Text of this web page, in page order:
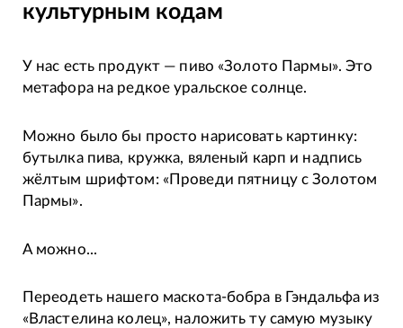
культурным кодам
У нас есть продукт — пиво «Золото Пармы». Это
метафора на редкое уральское солнце.
Можно было бы просто нарисовать картинку:
бутылка пива, кружка, вяленый карп и надпись
жёлтым шрифтом: «Проведи пятницу с Золотом
Пармы».
А можно...
Переодеть нашего маскота-бобра в Гэндальфа из
«Властелина колец», наложить ту самую музыку